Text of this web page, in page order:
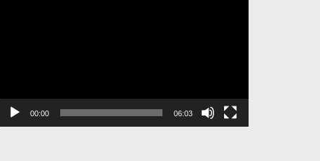
00:00 06:03